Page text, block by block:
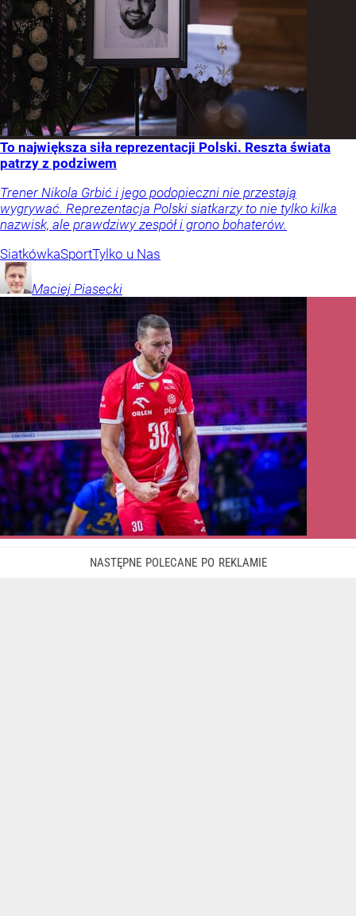
To największa siła reprezentacji Polski. Reszta świata
patrzy z podziwem
Trener Nikola Grbić i jego podopieczni nie przestają
wygrywać. Reprezentacja Polski siatkarzy to nie tylko kilka
nazwisk, ale prawdziwy zespół i grono bohaterów.
SiatkówkaSportTylko u Nas
Maciej Piasecki